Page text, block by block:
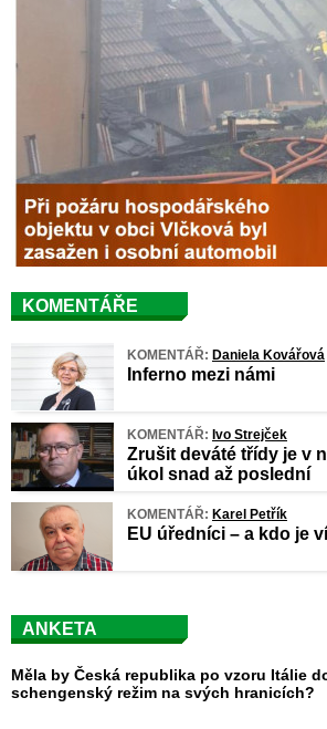
KOMENTÁŘE
KOMENTÁŘ: Daniela Kovářová
Inferno mezi námi
KOMENTÁŘ: Ivo Strejček
Zrušit deváté třídy je v
úkol snad až poslední
KOMENTÁŘ: Karel Petřík
EU úředníci – a kdo je
ANKETA
Měla by Česká republika po vzoru Itálie
schengenský režim na svých hranicích?